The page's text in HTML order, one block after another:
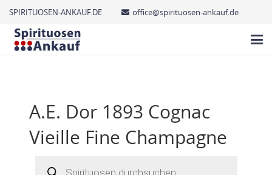
SPIRITUOSEN-ANKAUF.DE office@spirituosen-ankauf.de
A.E. Dor 1893 Cognac
Vieille Fine Champagne
search